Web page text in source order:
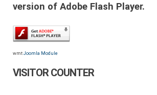
version of Adobe Flash Player.
wmt Joomla Module
VISITOR COUNTER